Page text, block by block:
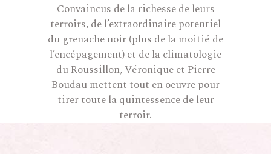
Convaincus de la richesse de leurs
terroirs, de l’extraordinaire potentiel
du grenache noir (plus de la moitié de
l’encépagement) et de la climatologie
du Roussillon, Véronique et Pierre
Boudau mettent tout en oeuvre pour
tirer toute la quintessence de leur
terroir.